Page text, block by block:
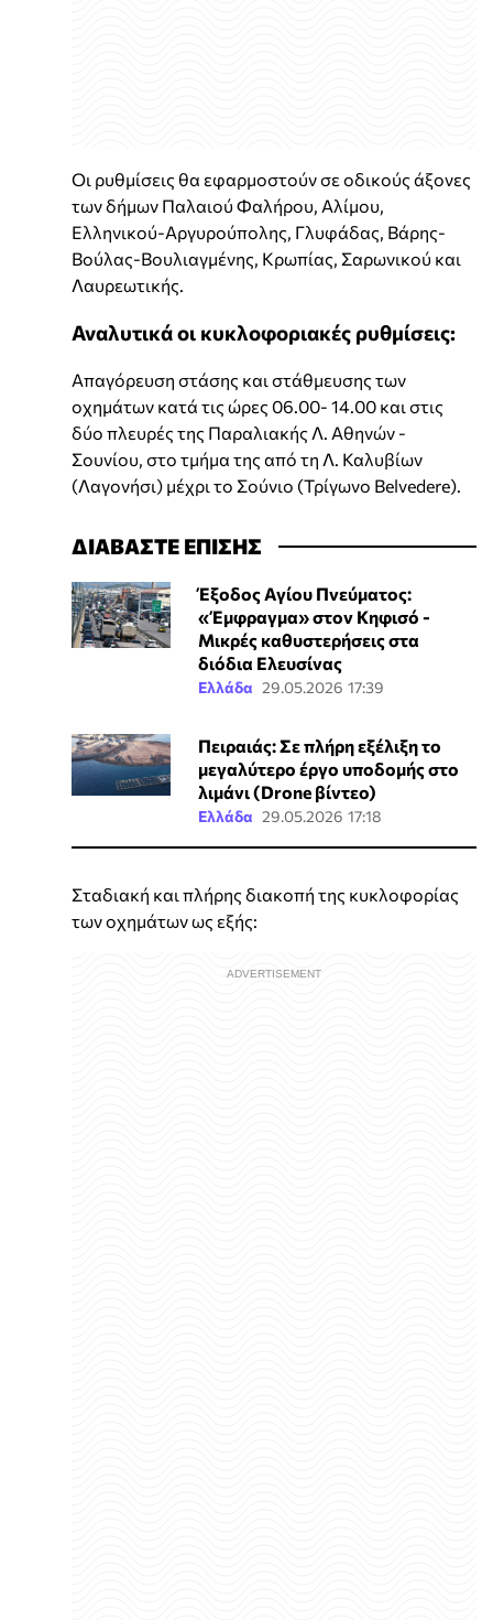
Οι ρυθμίσεις θα εφαρμοστούν σε οδικούς άξονες
των δήμων Παλαιού Φαλήρου, Αλίμου,
Ελληνικού-Αργυρούπολης, Γλυφάδας, Βάρης-
Βούλας-Βουλιαγμένης, Κρωπίας, Σαρωνικού και
Λαυρεωτικής.
Αναλυτικά οι κυκλοφοριακές ρυθμίσεις:
Απαγόρευση στάσης και στάθμευσης των
οχημάτων κατά τις ώρες 06.00- 14.00 και στις
δύο πλευρές της Παραλιακής Λ. Αθηνών -
Σουνίου, στο τμήμα της από τη Λ. Καλυβίων
(Λαγονήσι) μέχρι το Σούνιο (Τρίγωνο Belvedere).
ΔΙΑΒΑΣΤΕ ΕΠΙΣΗΣ
Έξοδος Αγίου Πνεύματος:
«Έμφραγμα» στον Κηφισό -
Μικρές καθυστερήσεις στα
διόδια Ελευσίνας
Ελλάδα 29.05.2026 17:39
Πειραιάς: Σε πλήρη εξέλιξη το
μεγαλύτερο έργο υποδομής στο
λιμάνι (Drone βίντεο)
Ελλάδα 29.05.2026 17:18
Σταδιακή και πλήρης διακοπή της κυκλοφορίας
των οχημάτων ως εξής: